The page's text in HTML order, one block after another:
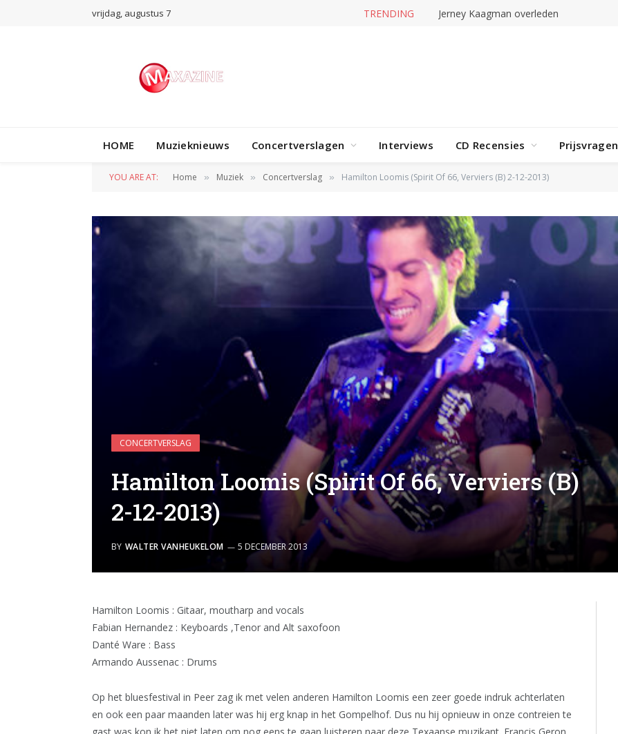
vrijdag, augustus 7 TRENDING Jerney Kaagman overleden
HOME Muzieknieuws Concertverslagen Interviews CD Recensies Prijsvragen
YOU ARE AT: Home » Muziek » Concertverslag » Hamilton Loomis (Spirit Of 66, Verviers (B) 2-12-2013)
CONCERTVERSLAG
Hamilton Loomis (Spirit Of 66, Verviers (B)
2-12-2013)
BY WALTER VANHEUKELOM 5 DECEMBER 2013
Hamilton Loomis : Gitaar, moutharp and vocals
Fabian Hernandez : Keyboards ,Tenor and Alt saxofoon
Danté Ware : Bass
Armando Aussenac : Drums
Op het bluesfestival in Peer zag ik met velen anderen Hamilton Loomis een zeer goede indruk achterlaten
en ook een paar maanden later was hij erg knap in het Gompelhof. Dus nu hij opnieuw in onze contreien te
gast was kon ik het niet laten om nog eens te gaan luisteren naar deze Texaanse muzikant. Francis Geron